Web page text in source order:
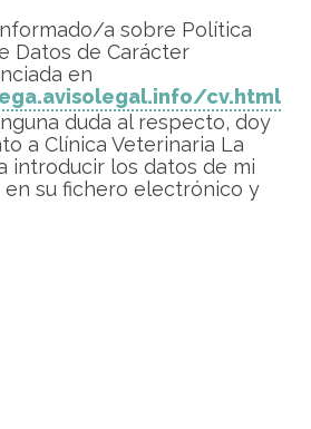
a sobre Política
Datos de Carácter
en
cv.html
duda al respecto, doy
a Clínica Veterinaria La
introducir los datos de mi
en su fichero electrónico y